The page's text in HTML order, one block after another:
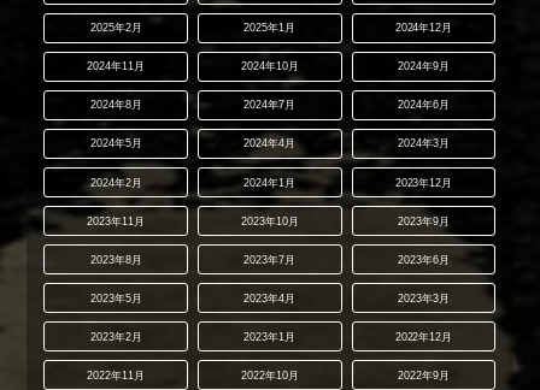
2025年2月 2025年1月 2024年12月
2024年11月 2024年10月 2024年9月
2024年8月 2024年7月 2024年6月
2024年5月 2024年4月 2024年3月
2024年2月 2024年1月 2023年12月
2023年11月 2023年10月 2023年9月
2023年8月 2023年7月 2023年6月
2023年5月 2023年4月 2023年3月
2023年2月 2023年1月 2022年12月
2022年11月 2022年10月 2022年9月